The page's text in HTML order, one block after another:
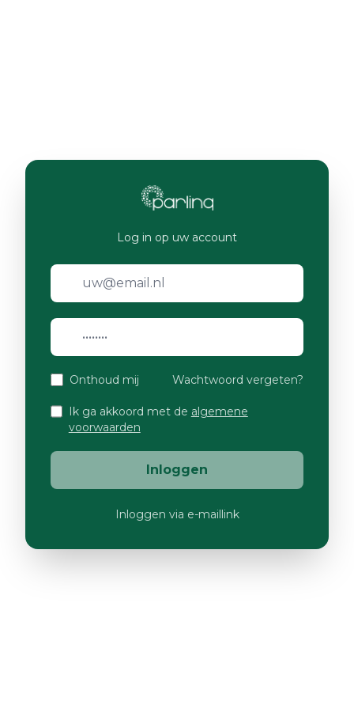
Log in op uw account
Onthoud mij Wachtwoord vergeten?
Ik ga akkoord met de algemene
voorwaarden
Inloggen
Inloggen via e-maillink